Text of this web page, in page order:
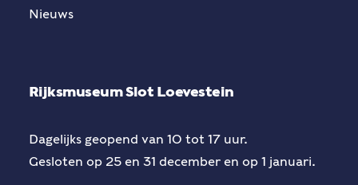
Nieuws
Rijksmuseum Slot Loevestein
Dagelijks geopend van 10 tot 17 uur.
Gesloten op 25 en 31 december en op 1 januari.